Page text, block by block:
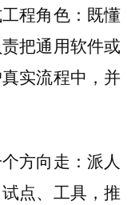
程角色： 既懂
把通用软件或
实流程中，并
方向走： 派人
点、工具，推